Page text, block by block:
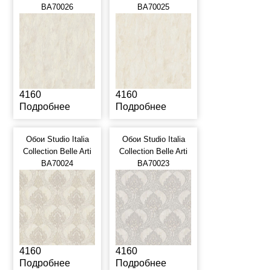
BA70026
4160
Подробнее
BA70025
4160
Подробнее
Обои Studio Italia
Collection Belle Arti
BA70024
4160
Подробнее
Обои Studio Italia
Collection Belle Arti
BA70023
4160
Подробнее